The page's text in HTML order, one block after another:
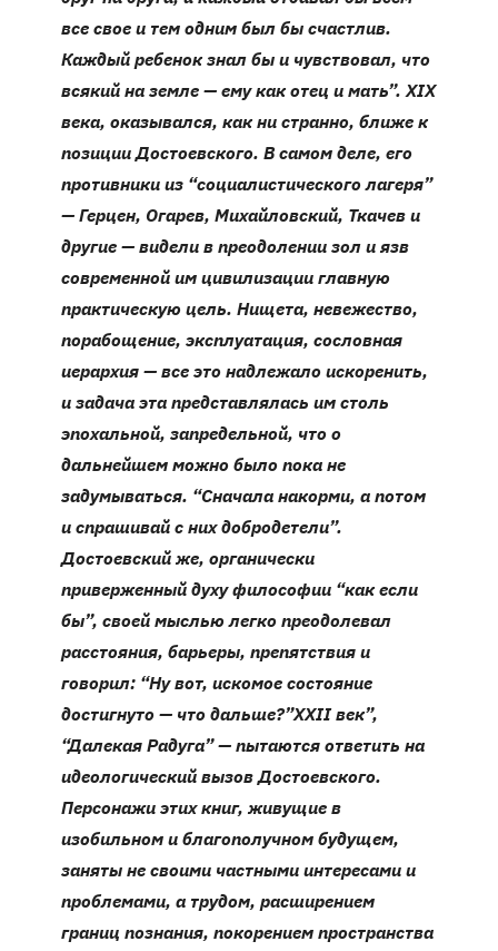
все свое и тем одним был бы счастлив.
Каждый ребенок знал бы и чувствовал, что
всякий на земле — ему как отец и мать”.XIX
века, оказывался, как ни странно, ближе к
позиции Достоевского. В самом деле, его
противники из “социалистического лагеря”
— Герцен, Огарев, Михайловский, Ткачев и
другие — видели в преодолении зол и язв
современной им цивилизации главную
практическую цель. Нищета, невежество,
порабощение, эксплуатация, сословная
иерархия — все это надлежало искоренить,
и задача эта представлялась им столь
эпохальной, запредельной, что о
дальнейшем можно было пока не
задумываться. “Сначала накорми, а потом
и спрашивай с них добродетели”.
Достоевский же, органически
приверженный духу философии “как если
бы”, своей мыслью легко преодолевал
расстояния, барьеры, препятствия и
говорил: “Ну вот, искомое состояние
достигнуто — что дальше?”XXIIвек”,
“Далекая Радуга” — пытаются ответить на
идеологический вызов Достоевского.
Персонажи этих книг, живущие в
изобильном и благополучном будущем,
заняты не своими частными интересами и
проблемами, а трудом, расширением
границ познания, покорением пространства